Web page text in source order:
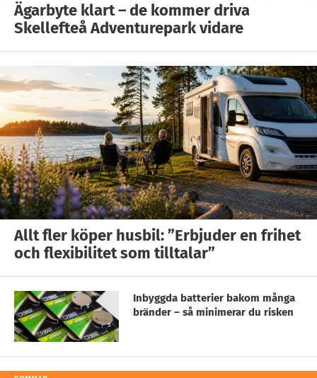
Ägarbyte klart – de kommer driva
Skellefteå Adventurepark vidare
Allt fler köper husbil: ”Erbjuder en frihet
och flexibilitet som tilltalar”
Inbyggda batterier bakom många
bränder – så minimerar du risken